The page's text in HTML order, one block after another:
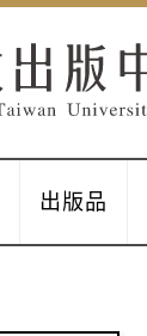
出版品